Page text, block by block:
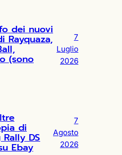
dei nuovi
Rayquaza,
(sono
7
Luglio
2026
di
DS
Ebay
7
Agosto
2026